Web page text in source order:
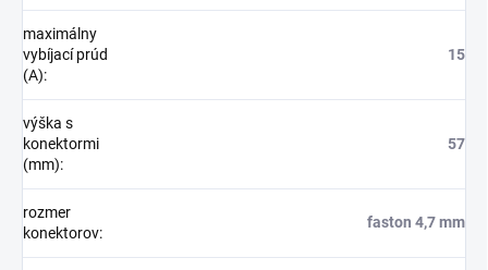
maximálny
vybíjací prúd
(A):
15
výška s
konektormi
(mm):
57
rozmer
konektorov:
faston 4,7 mm